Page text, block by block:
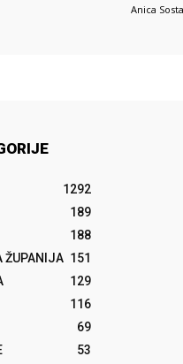
Anica
1292
189
188
ŽUPANIJA 151
129
116
69
53